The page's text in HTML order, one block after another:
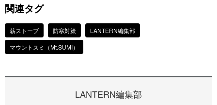
関連タグ
薪ストーブ 防寒対策
LANTERN編集部
マウントスミ（Mt.SUMI）
LANTERN編集部